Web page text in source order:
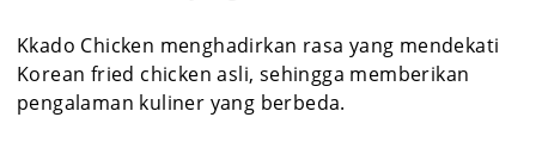
Kkado Chicken menghadirkan rasa yang mendekati
Korean fried chicken asli, sehingga memberikan
pengalaman kuliner yang berbeda.